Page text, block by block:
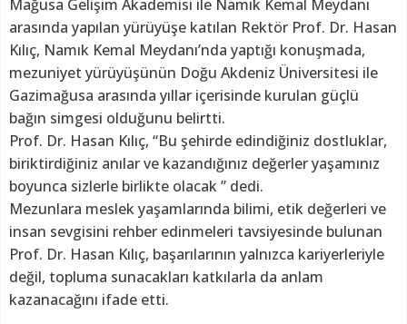
Mağusa Gelişim Akademisi ile Namık Kemal Meydanı
arasında yapılan yürüyüşe katılan Rektör Prof. Dr. Hasan
Kılıç, Namık Kemal Meydanı’nda yaptığı konuşmada,
mezuniyet yürüyüşünün Doğu Akdeniz Üniversitesi ile
Gazimağusa arasında yıllar içerisinde kurulan güçlü
bağın simgesi olduğunu belirtti.
Prof. Dr. Hasan Kılıç, “Bu şehirde edindiğiniz dostluklar,
biriktirdiğiniz anılar ve kazandığınız değerler yaşamınız
boyunca sizlerle birlikte olacak ” dedi.
Mezunlara meslek yaşamlarında bilimi, etik değerleri ve
insan sevgisini rehber edinmeleri tavsiyesinde bulunan
Prof. Dr. Hasan Kılıç, başarılarının yalnızca kariyerleriyle
değil, topluma sunacakları katkılarla da anlam
kazanacağını ifade etti.